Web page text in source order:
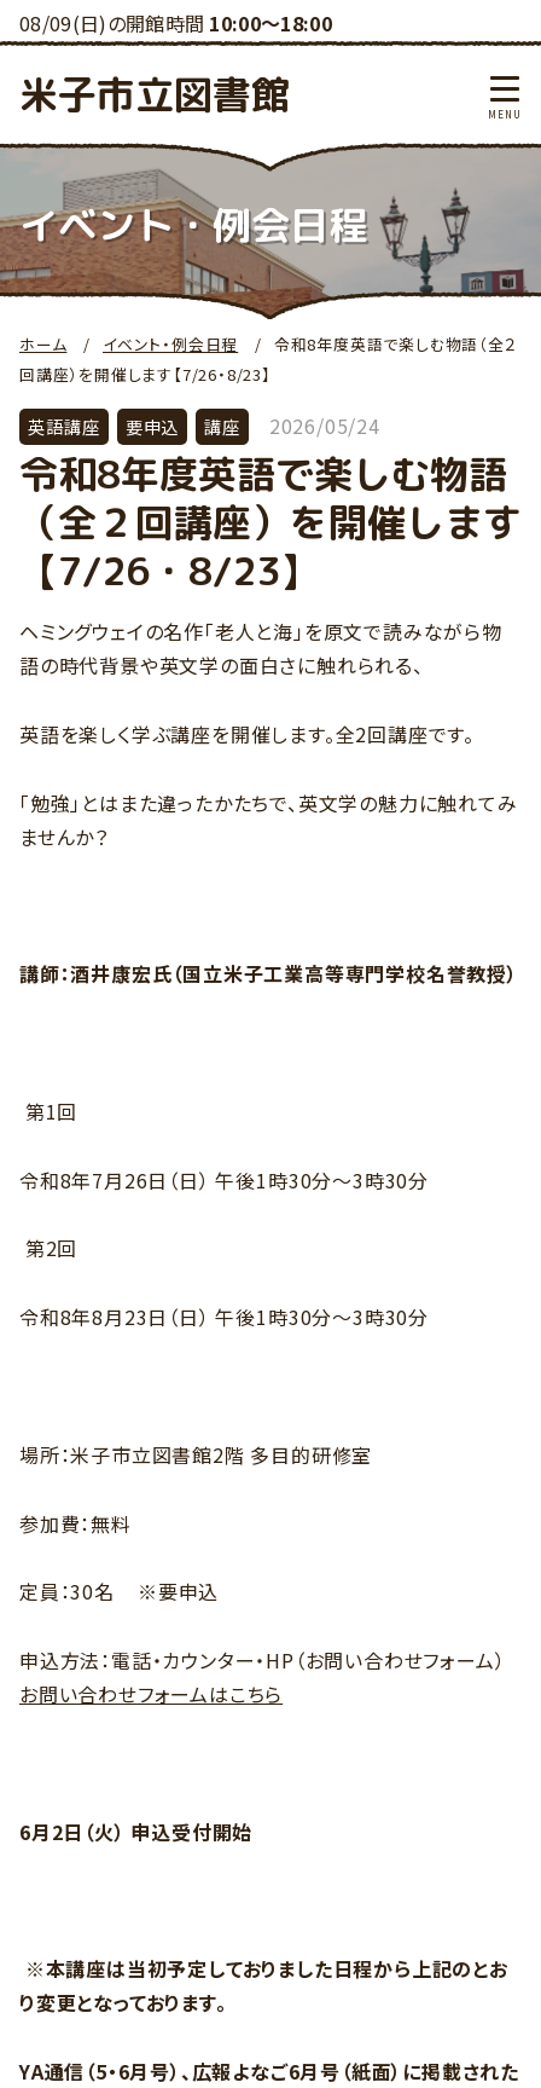
08/09(日)の開館時間 10:00～18:00
米子市立図書館
イベント・例会日程
ホーム イベント・例会日程
令和8年度英語で楽しむ物語（全２
回講座）を開催します【7/26・8/23】
英語講座 要申込 講座 2026/05/24
令和8年度英語で楽しむ物語
（全２回講座）を開催します
【7/26・8/23】
ヘミングウェイの名作「老人と海」を原文で読みながら物
語の時代背景や英文学の面白さに触れられる、
英語を楽しく学ぶ講座を開催します。全2回講座です。
「勉強」とはまた違ったかたちで、英文学の魅力に触れてみ
ませんか？
講師：酒井康宏氏（国立米子工業高等専門学校名誉教授）
第1回
令和8年7月26日（日） 午後1時30分～3時30分
第2回
令和8年8月23日（日） 午後1時30分～3時30分
場所：米子市立図書館2階 多目的研修室
参加費：無料
定員：30名 ※要申込
申込方法：電話・カウンター・HP （お問い合わせフォーム）
お問い合わせフォームはこちら
6月2日（火） 申込受付開始
※本講座は当初予定しておりました日程から上記のとお
り変更となっております。
YA通信（5・6月号）、広報よなご6月号（紙面）に掲載された